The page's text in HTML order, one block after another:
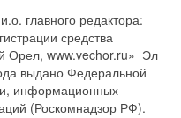
главного редактора:
средства
Орел, www.vechor.ru» Эл
выдано Федеральной
информационных
(Роскомнадзор РФ).